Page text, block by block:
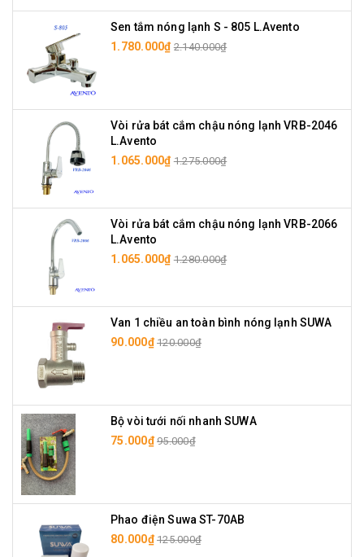
Sen tắm nóng lạnh S - 805 L.Avento
1.780.000₫ 2.140.000₫
Vòi rửa bát cắm chậu nóng lạnh VRB-2046
L.Avento
1.065.000₫ 1.275.000₫
Vòi rửa bát cắm chậu nóng lạnh VRB-2066
L.Avento
1.065.000₫ 1.280.000₫
Van 1 chiều an toàn bình nóng lạnh SUWA
90.000₫ 120.000₫
Bộ vòi tưới nối nhanh SUWA
75.000₫ 95.000₫
Phao điện Suwa ST-70AB
80.000₫ 125.000₫